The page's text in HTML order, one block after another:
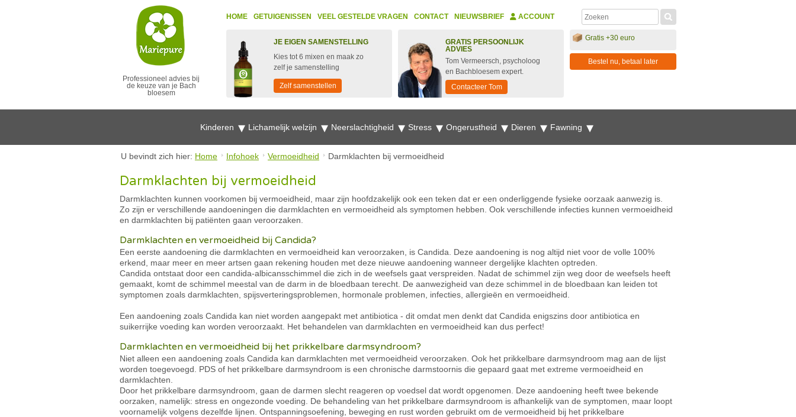
Professioneel advies bij
de keuze van je Bach
bloesem
HOME GETUIGENISSEN VEEL GESTELDE VRAGEN CONTACT NIEUWSBRIEF ACCOUNT
JE EIGEN SAMENSTELLING
Kies tot 6 mixen en maak zo
zelf je samenstelling
Zelf samenstellen
GRATIS PERSOONLIJK
ADVIES
Tom Vermeersch, psycholoog
en Bachbloesem expert.
Contacteer Tom
Gratis +30 euro
Bestel nu, betaal later
Kinderen Lichamelijk welzijn Neerslachtigheid Stress Ongerustheid Dieren Fawning
U bevindt zich hier: Home Infohoek Vermoeidheid Darmklachten bij vermoeidheid
Darmklachten bij vermoeidheid
Darmklachten kunnen voorkomen bij vermoeidheid, maar zijn hoofdzakelijk ook een teken dat er een onderliggende fysieke oorzaak aanwezig is.
Zo zijn er verschillende aandoeningen die darmklachten en vermoeidheid als symptomen hebben. Ook verschillende infecties kunnen vermoeidheid
en darmklachten bij patiënten gaan veroorzaken.
Darmklachten en vermoeidheid bij Candida?
Een eerste aandoening die darmklachten en vermoeidheid kan veroorzaken, is Candida. Deze aandoening is nog altijd niet voor de volle 100%
erkend, maar meer en meer artsen gaan rekening houden met deze nieuwe aandoening wanneer dergelijke klachten optreden.
Candida ontstaat door een candida-albicansschimmel die zich in de weefsels gaat verspreiden. Nadat de schimmel zijn weg door de weefsels heeft
gemaakt, komt de schimmel meestal van de darm in de bloedbaan terecht. De aanwezigheid van deze schimmel in de bloedbaan kan leiden tot
symptomen zoals darmklachten, spijsverteringsproblemen, hormonale problemen, infecties, allergieën en vermoeidheid.
Een aandoening zoals Candida kan niet worden aangepakt met antibiotica - dit omdat men denkt dat Candida enigszins door antibiotica en
suikerrijke voeding kan worden veroorzaakt. Het behandelen van darmklachten en vermoeidheid kan dus perfect!
Darmklachten en vermoeidheid bij het prikkelbare darmsyndroom?
Niet alleen een aandoening zoals Candida kan darmklachten met vermoeidheid veroorzaken. Ook het prikkelbare darmsyndroom mag aan de lijst
worden toegevoegd. PDS of het prikkelbare darmsyndroom is een chronische darmstoornis die gepaard gaat met extreme vermoeidheid en
darmklachten.
Door het prikkelbare darmsyndroom, gaan de darmen slecht reageren op voedsel dat wordt opgenomen. Deze aandoening heeft twee bekende
oorzaken, namelijk: stress en ongezonde voeding. De behandeling van het prikkelbare darmsyndroom is afhankelijk van de symptomen, maar loopt
voornamelijk volgens dezelfde lijnen. Ontspanningsoefening, beweging en rust worden gebruikt om de vermoeidheid bij het prikkelbare